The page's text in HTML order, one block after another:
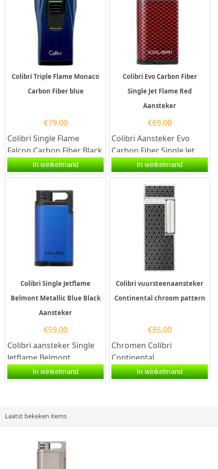
Colibri Triple Flame Monaco
Carbon Fiber blue
€79,00
Colibri Single Flame
Falcon Carbon Fiber Black
in de kleur zwart.Deze
Colibri aansteker heeft
In winkelmand
Colibri Evo Carbon Fiber
Single Jet Flame Red
Aansteker
€69,00
Colibri Aansteker Evo
Carbon Fiber Single Jet
Flame in de kleur Rood.
Deze aansteker...
In winkelmand
Colibri Single Jetflame
Belmont Metallic Blue Black
Aansteker
€59,00
Colibri aansteker Single
Jetflame Belmont
Metallic in de kleur Blauw-
Zwart. Deze aansteker...
In winkelmand
Colibri vuursteenaansteker
Continental chroom pattern
€85,00
Chromen Colibri
Continental
Vuursteenaansteker
Graveren – Luxe Cadeau
In winkelmand
Laatst bekeken items